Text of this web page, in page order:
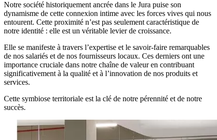
Notre société historiquement ancrée dans le Jura puise son
dynamisme de cette connexion intime avec les forces vives qui nous
entourent. Cette proximité n’est pas seulement caractéristique de
notre identité : elle est un véritable levier de croissance.
Elle se manifeste à travers l’expertise et le savoir-faire remarquables
de nos salariés et de nos fournisseurs locaux. Ces derniers ont une
importance cruciale dans notre chaîne de valeur en contribuant
significativement à la qualité et à l’innovation de nos produits et
services.
Cette symbiose territoriale est la clé de notre pérennité et de notre
succès.